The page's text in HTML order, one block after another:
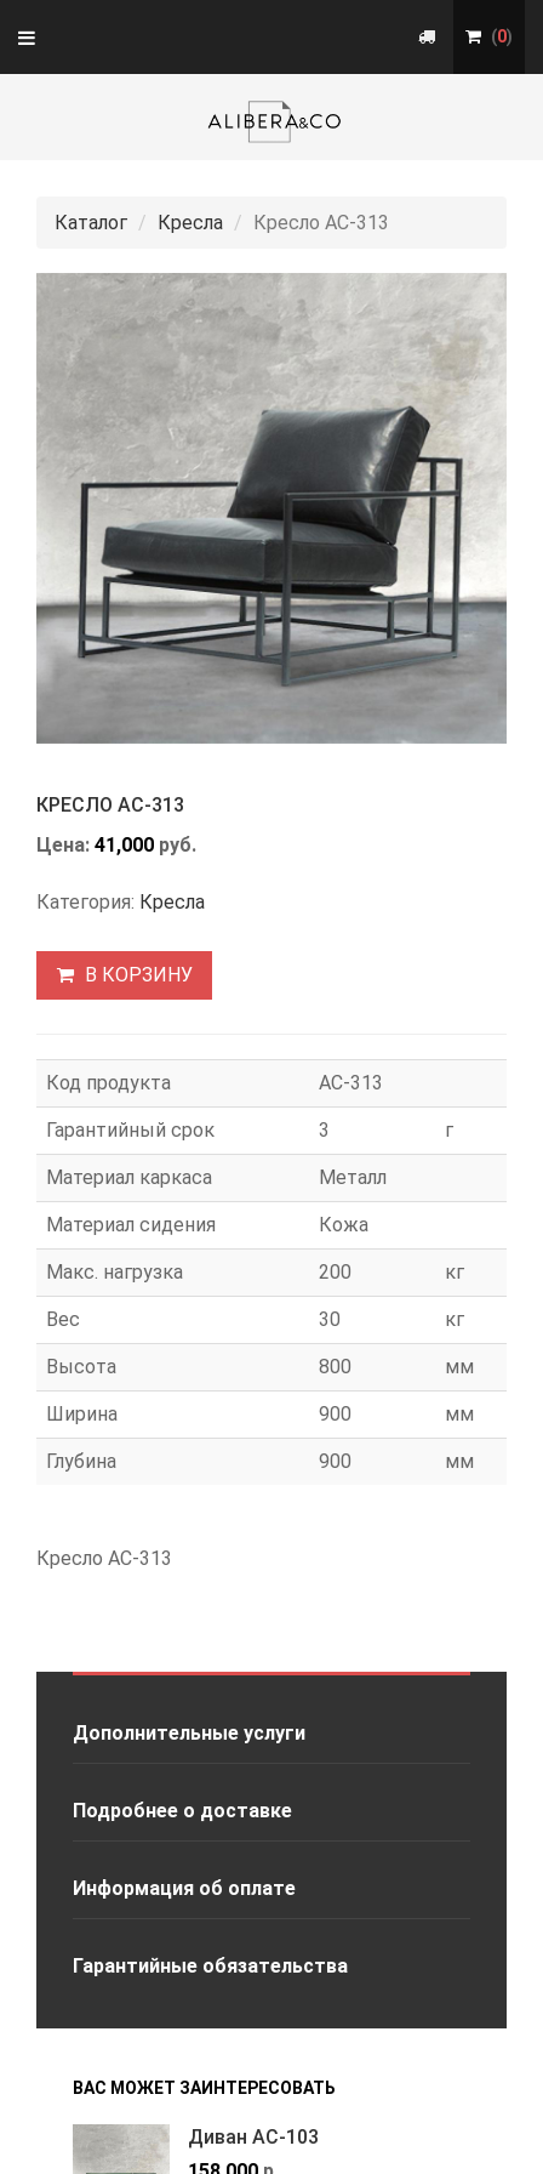
Toggle
navigation
(0)
Каталог Кресла Кресло АС-313
КРЕСЛО АС-313
Цена: 41,000 руб.
Категория: Кресла
В КОРЗИНУ
Код продукта АС-313
Гарантийный срок 3 г
Материал каркаса Металл
Материал сидения Кожа
Макс. нагрузка 200 кг
Вес 30 кг
Высота 800 мм
Ширина 900 мм
Глубина 900 мм
Кресло АС-313
Дополнительные услуги
Подробнее о доставке
Информация об оплате
Гарантийные обязательства
ВАС МОЖЕТ ЗАИНТЕРЕСОВАТЬ
Диван АС-103